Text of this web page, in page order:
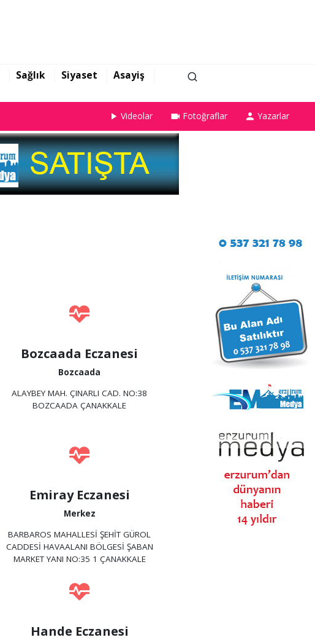
Sağlık Siyaset
Asayiş
Videolar Fotoğraflar Yazarlar
Bozcaada Eczanesi
Bozcaada
ALAYBEY MAH. ÇINARLI CAD. NO:38
BOZCAADA ÇANAKKALE
Emiray Eczanesi
Merkez
BARBAROS MAHALLESİ ŞEHİT GÜROL
CADDESİ HAVAALANI BÖLGESİ ŞABAN
MARKET YANI NO:35 1 ÇANAKKALE
Hande Eczanesi